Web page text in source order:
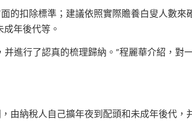
的扣除標準；建議依照實際贍養白叟人數
年後代等。
進行了認真的梳理歸納。”程麗華介紹，對
由納稅人自己擴年夜到配頭和未成年後代